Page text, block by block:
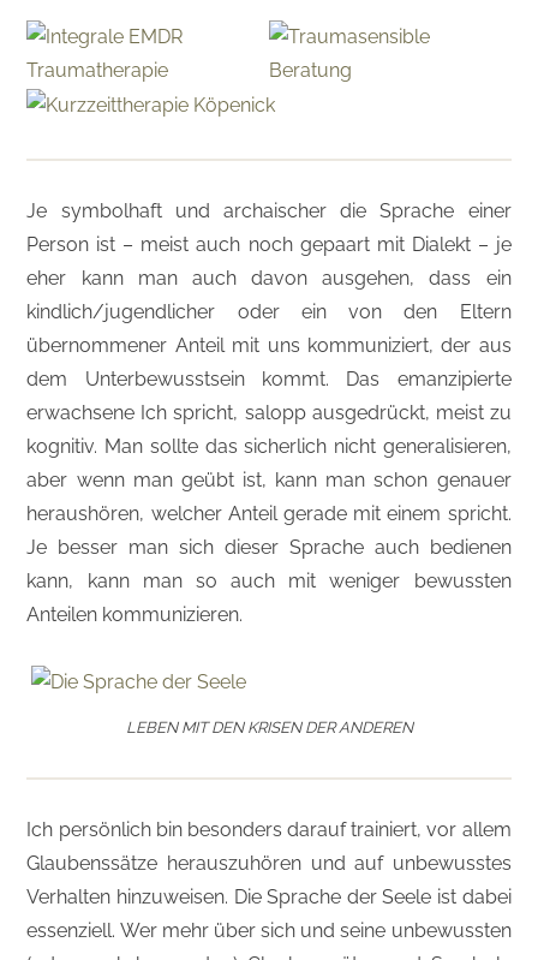
Je symbolhaft und archaischer die Sprache einer
Person ist – meist auch noch gepaart mit Dialekt – je
eher kann man auch davon ausgehen, dass ein
kindlich/jugendlicher oder ein von den Eltern
übernommener Anteil mit uns kommuniziert, der aus
dem Unterbewusstsein kommt. Das emanzipierte
erwachsene Ich spricht, salopp ausgedrückt, meist zu
kognitiv. Man sollte das sicherlich nicht generalisieren,
aber wenn man geübt ist, kann man schon genauer
heraushören, welcher Anteil gerade mit einem spricht.
Je besser man sich dieser Sprache auch bedienen
kann, kann man so auch mit weniger bewussten
Anteilen kommunizieren.
LEBEN MIT DEN KRISEN DER ANDEREN
Ich persönlich bin besonders darauf trainiert, vor allem
Glaubenssätze herauszuhören und auf unbewusstes
Verhalten hinzuweisen. Die Sprache der Seele ist dabei
essenziell. Wer mehr über sich und seine unbewussten